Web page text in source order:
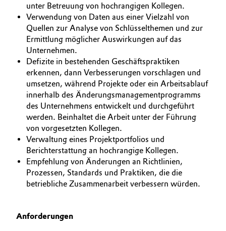
Food & Beverage
Green Hydrogen
Home Care & Cleaning
Industrial Manufacturing & Machinery
Lubricants & Lubricant Additives
Medical Devices
Metals & Mining
Personal Care & Beauty
Business Lines
Karriere
Investor Relations
Medien
unter Betreuung von hochrangigen Kollegen.
Verwendung von Daten aus einer Vielzahl von
Quellen zur Analyse von Schlüsselthemen und zur
Ermittlung möglicher Auswirkungen auf das
Unternehmen.
Defizite in bestehenden Geschäftspraktiken
erkennen, dann Verbesserungen vorschlagen und
umsetzen, während Projekte oder ein Arbeitsablauf
innerhalb des Änderungsmanagementprogramms
des Unternehmens entwickelt und durchgeführt
werden. Beinhaltet die Arbeit unter der Führung
von vorgesetzten Kollegen.
Verwaltung eines Projektportfolios und
Berichterstattung an hochrangige Kollegen.
Empfehlung von Änderungen an Richtlinien,
Prozessen, Standards und Praktiken, die die
betriebliche Zusammenarbeit verbessern würden.
Anforderungen